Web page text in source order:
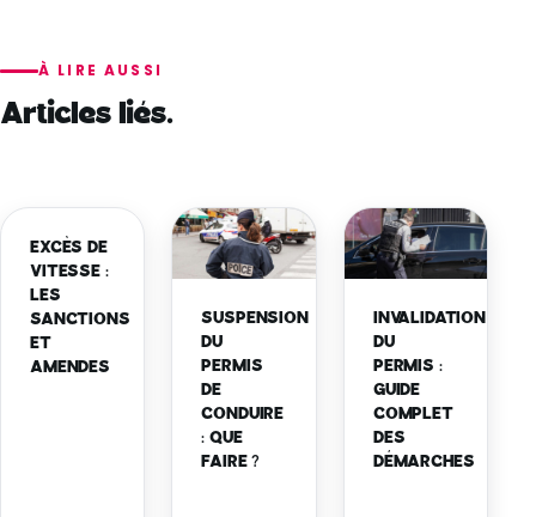
À LIRE AUSSI
Articles liés.
EXCÈS DE
VITESSE :
LES
SANCTIONS
ET
AMENDES
SUSPENSION
DU
PERMIS
DE
CONDUIRE
: QUE
FAIRE ?
INVALIDATION
DU
PERMIS :
GUIDE
COMPLET
DES
DÉMARCHES